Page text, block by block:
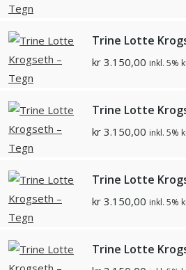
Trine Lotte
kr 3.150,00 inkl. 5%
Trine Lotte
kr 3.150,00 inkl. 5%
Trine Lotte
kr 3.150,00 inkl. 5%
Trine Lotte